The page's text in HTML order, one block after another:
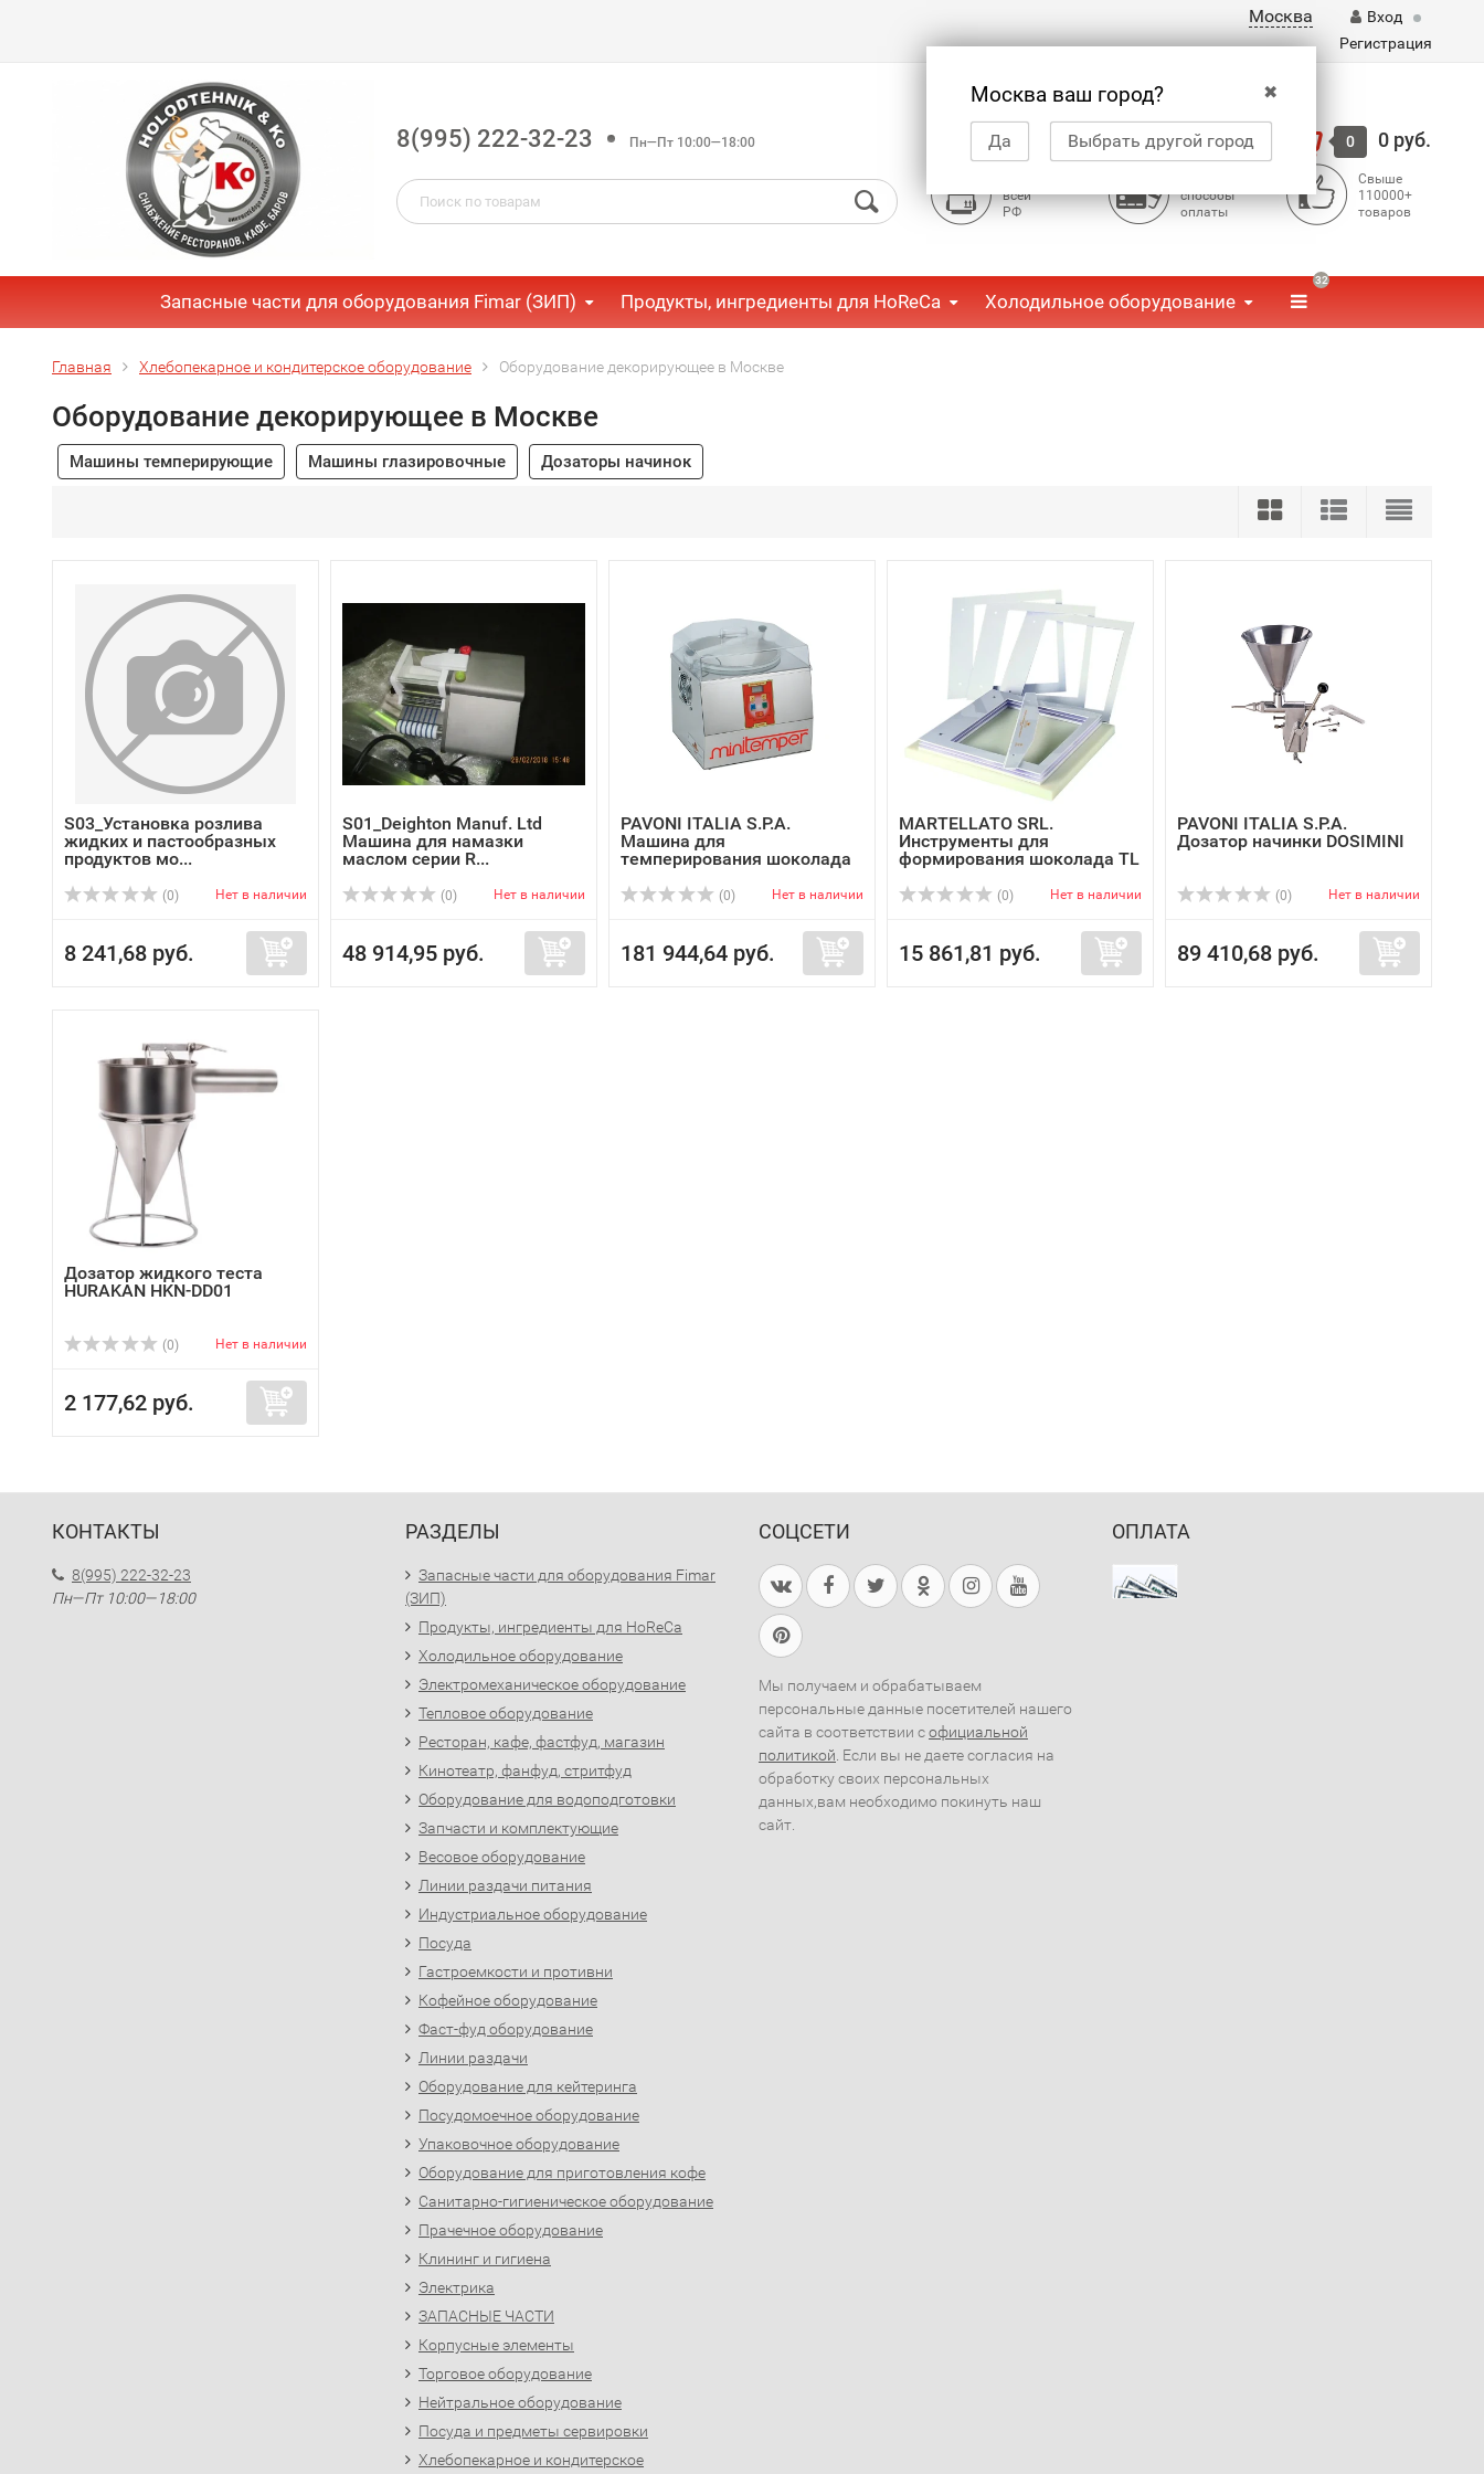
Москва
✖
Москва ваш город?
Да Выбрать другой город
Вход
Регистрация
8(995) 222-32-23 Пн—Пт 10:00—18:00 Корзина 0 0 руб.
всей
РФ
способы
оплаты
Свыше
110000+
товаров
Запасные части для оборудования Fimar (ЗИП) Продукты, ингредиенты для HoReCa Холодильное оборудование
32
Главная Хлебопекарное и кондитерское оборудование Оборудование декорирующее в Москве
Оборудование декорирующее в Москве
Машины темперирующие Машины глазировочные Дозаторы начинок
S03_Установка розлива
жидких и пастообразных
продуктов мо...
(0) Нет в наличии
8 241,68 руб.
S01_Deighton Manuf. Ltd
Машина для намазки
маслом cерии R...
(0) Нет в наличии
48 914,95 руб.
PAVONI ITALIA S.P.A.
Машина для
темперирования шоколада
(0) Нет в наличии
181 944,64 руб.
MARTELLATO SRL.
Инструменты для
формирования шоколада TL
(0) Нет в наличии
15 861,81 руб.
PAVONI ITALIA S.P.A.
Дозатор начинки DOSIMINI
(0) Нет в наличии
89 410,68 руб.
Дозатор жидкого теста
HURAKAN HKN-DD01
(0) Нет в наличии
2 177,62 руб.
КОНТАКТЫ
8(995) 222-32-23
Пн—Пт 10:00—18:00
РАЗДЕЛЫ
Запасные части для оборудования Fimar
(ЗИП)
Продукты, ингредиенты для HoReCa
Холодильное оборудование
Электромеханическое оборудование
Тепловое оборудование
Ресторан, кафе, фастфуд, магазин
Кинотеатр, фанфуд, стритфуд
Оборудование для водоподготовки
Запчасти и комплектующие
Весовое оборудование
Линии раздачи питания
Индустриальное оборудование
Посуда
Гастроемкости и противни
Кофейное оборудование
Фаст-фуд оборудование
Линии раздачи
Оборудование для кейтеринга
Посудомоечное оборудование
Упаковочное оборудование
Оборудование для приготовления кофе
Санитарно-гигиеническое оборудование
Прачечное оборудование
Клининг и гигиена
Электрика
ЗАПАСНЫЕ ЧАСТИ
Корпусные элементы
Торговое оборудование
Нейтральное оборудование
Посуда и предметы сервировки
Хлебопекарное и кондитерское
СОЦСЕТИ
Мы получаем и обрабатываем
персональные данные посетителей нашего
сайта в соответствии софициальной
политикой . Если вы не даете согласия на
обработку своих персональных
данных,вам необходимо покинуть наш
сайт.
ОПЛАТА